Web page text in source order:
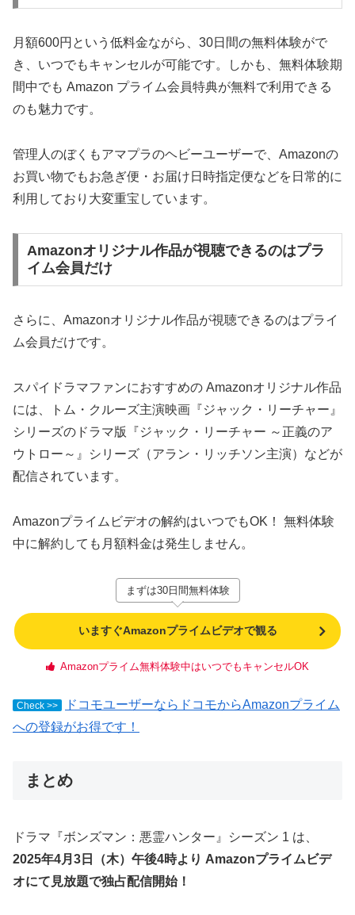
月額600円という低料金ながら、30日間の無料体験がで
き、いつでもキャンセルが可能です。しかも、無料体験期
間中でも Amazon プライム会員特典が無料で利用できる
のも魅力です。
管理人のぼくもアマプラのヘビーユーザーで、Amazonの
お買い物でもお急ぎ便・お届け日時指定便などを日常的に
利用しており大変重宝しています。
Amazonオリジナル作品が視聴できるのはプラ
イム会員だけ
さらに、Amazonオリジナル作品が視聴できるのはプライ
ム会員だけです。
スパイドラマファンにおすすめの Amazonオリジナル作品
には、トム・クルーズ主演映画『ジャック・リーチャー』
シリーズのドラマ版『ジャック・リーチャー ～正義のア
ウトロー～』シリーズ（アラン・リッチソン主演）などが
配信されています。
Amazonプライムビデオの解約はいつでもOK！ 無料体験
中に解約しても月額料金は発生しません。
まずは30日間無料体験
いますぐAmazonプライムビデオで観る
Amazonプライム無料体験中はいつでもキャンセルOK
Check >>
ドコモユーザーならドコモからAmazonプライム
への登録がお得です！
まとめ
ドラマ『ボンズマン：悪霊ハンター』シーズン 1 は、
2025年4月3日（木）午後4時より Amazonプライムビデ
オにて見放題で独占配信開始！